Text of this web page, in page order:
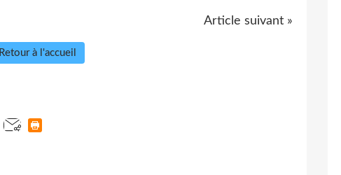
Article suivant »
Retour à l'accueil